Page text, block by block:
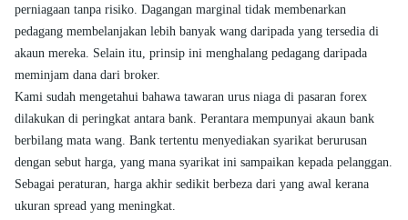
perniagaan tanpa risiko. Dagangan marginal tidak membenarkan
pedagang membelanjakan lebih banyak wang daripada yang tersedia di
akaun mereka. Selain itu, prinsip ini menghalang pedagang daripada
meminjam dana dari broker.
Kami sudah mengetahui bahawa tawaran urus niaga di pasaran forex
dilakukan di peringkat antara bank. Perantara mempunyai akaun bank
berbilang mata wang. Bank tertentu menyediakan syarikat berurusan
dengan sebut harga, yang mana syarikat ini sampaikan kepada pelanggan.
Sebagai peraturan, harga akhir sedikit berbeza dari yang awal kerana
ukuran spread yang meningkat.